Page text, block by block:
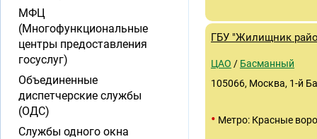
ГБУ "Жилищник
ЦАО / Басманный
105066, Москва, 1-й
• Метро: Красные
МФЦ
(Многофункциональные
центры предоставления
госуслуг)
Объединенные
диспетчерские службы
(ОДС)
Службы одного окна